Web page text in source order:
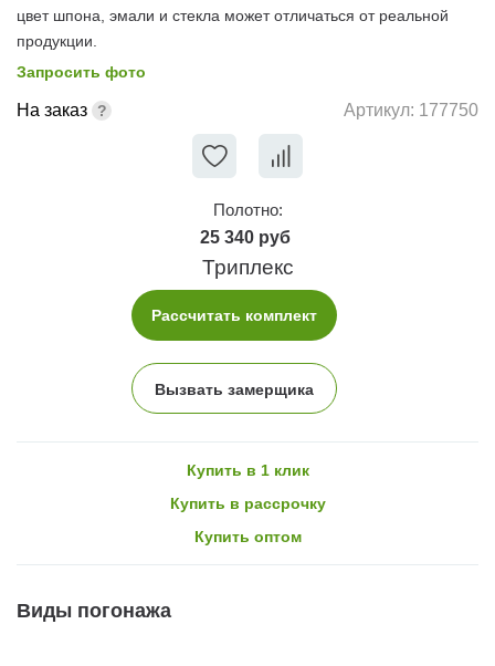
цвет шпона, эмали и стекла может отличаться от реальной
продукции.
Запросить фото
На заказ Артикул: 177750
Полотно:
25 340 руб
Триплекс
Рассчитать комплект
Вызвать замерщика
Купить в 1 клик
Купить в рассрочку
Купить оптом
Виды погонажа